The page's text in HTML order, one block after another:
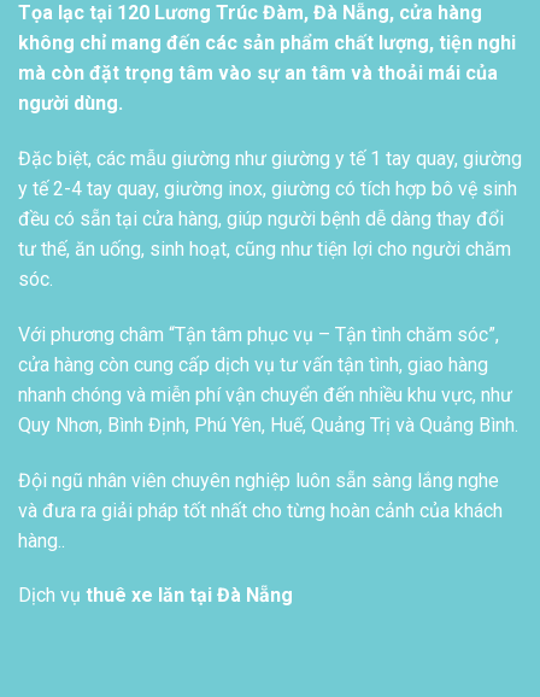
Tọa lạc tại 120 Lương Trúc Đàm, Đà Nẵng, cửa hàng
không chỉ mang đến các sản phẩm chất lượng, tiện nghi
mà còn đặt trọng tâm vào sự an tâm và thoải mái của
người dùng.
Đặc biệt, các mẫu giường như giường y tế 1 tay quay, giường
y tế 2-4 tay quay, giường inox, giường có tích hợp bô vệ sinh
đều có sẵn tại cửa hàng, giúp người bệnh dễ dàng thay đổi
tư thế, ăn uống, sinh hoạt, cũng như tiện lợi cho người chăm
sóc.
Với phương châm “Tận tâm phục vụ – Tận tình chăm sóc”,
cửa hàng còn cung cấp dịch vụ tư vấn tận tình, giao hàng
nhanh chóng và miễn phí vận chuyển đến nhiều khu vực, như
Quy Nhơn, Bình Định, Phú Yên, Huế, Quảng Trị và Quảng Bình.
Đội ngũ nhân viên chuyên nghiệp luôn sẵn sàng lắng nghe
và đưa ra giải pháp tốt nhất cho từng hoàn cảnh của khách
hàng..
Dịch vụ thuê xe lăn tại Đà Nẵng